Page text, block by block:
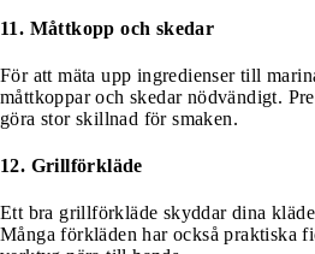
11. Måttkopp och skedar
För att mäta upp ingredienser till
måttkoppar och skedar nödvändigt.
göra stor skillnad för smaken.
12. Grillförkläde
Ett bra grillförkläde skyddar dina
Många förkläden har också praktiska